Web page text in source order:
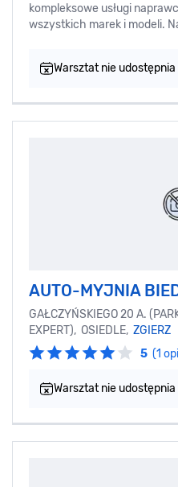
kompleksowe usługi
wszystkich marek i modeli.
Warsztat nie
AUTO-MYJNIA
GAŁCZYŃSKIEGO 20 A.
EXPERT), OSIEDLE, ZGIERZ
5 (1
Warsztat nie